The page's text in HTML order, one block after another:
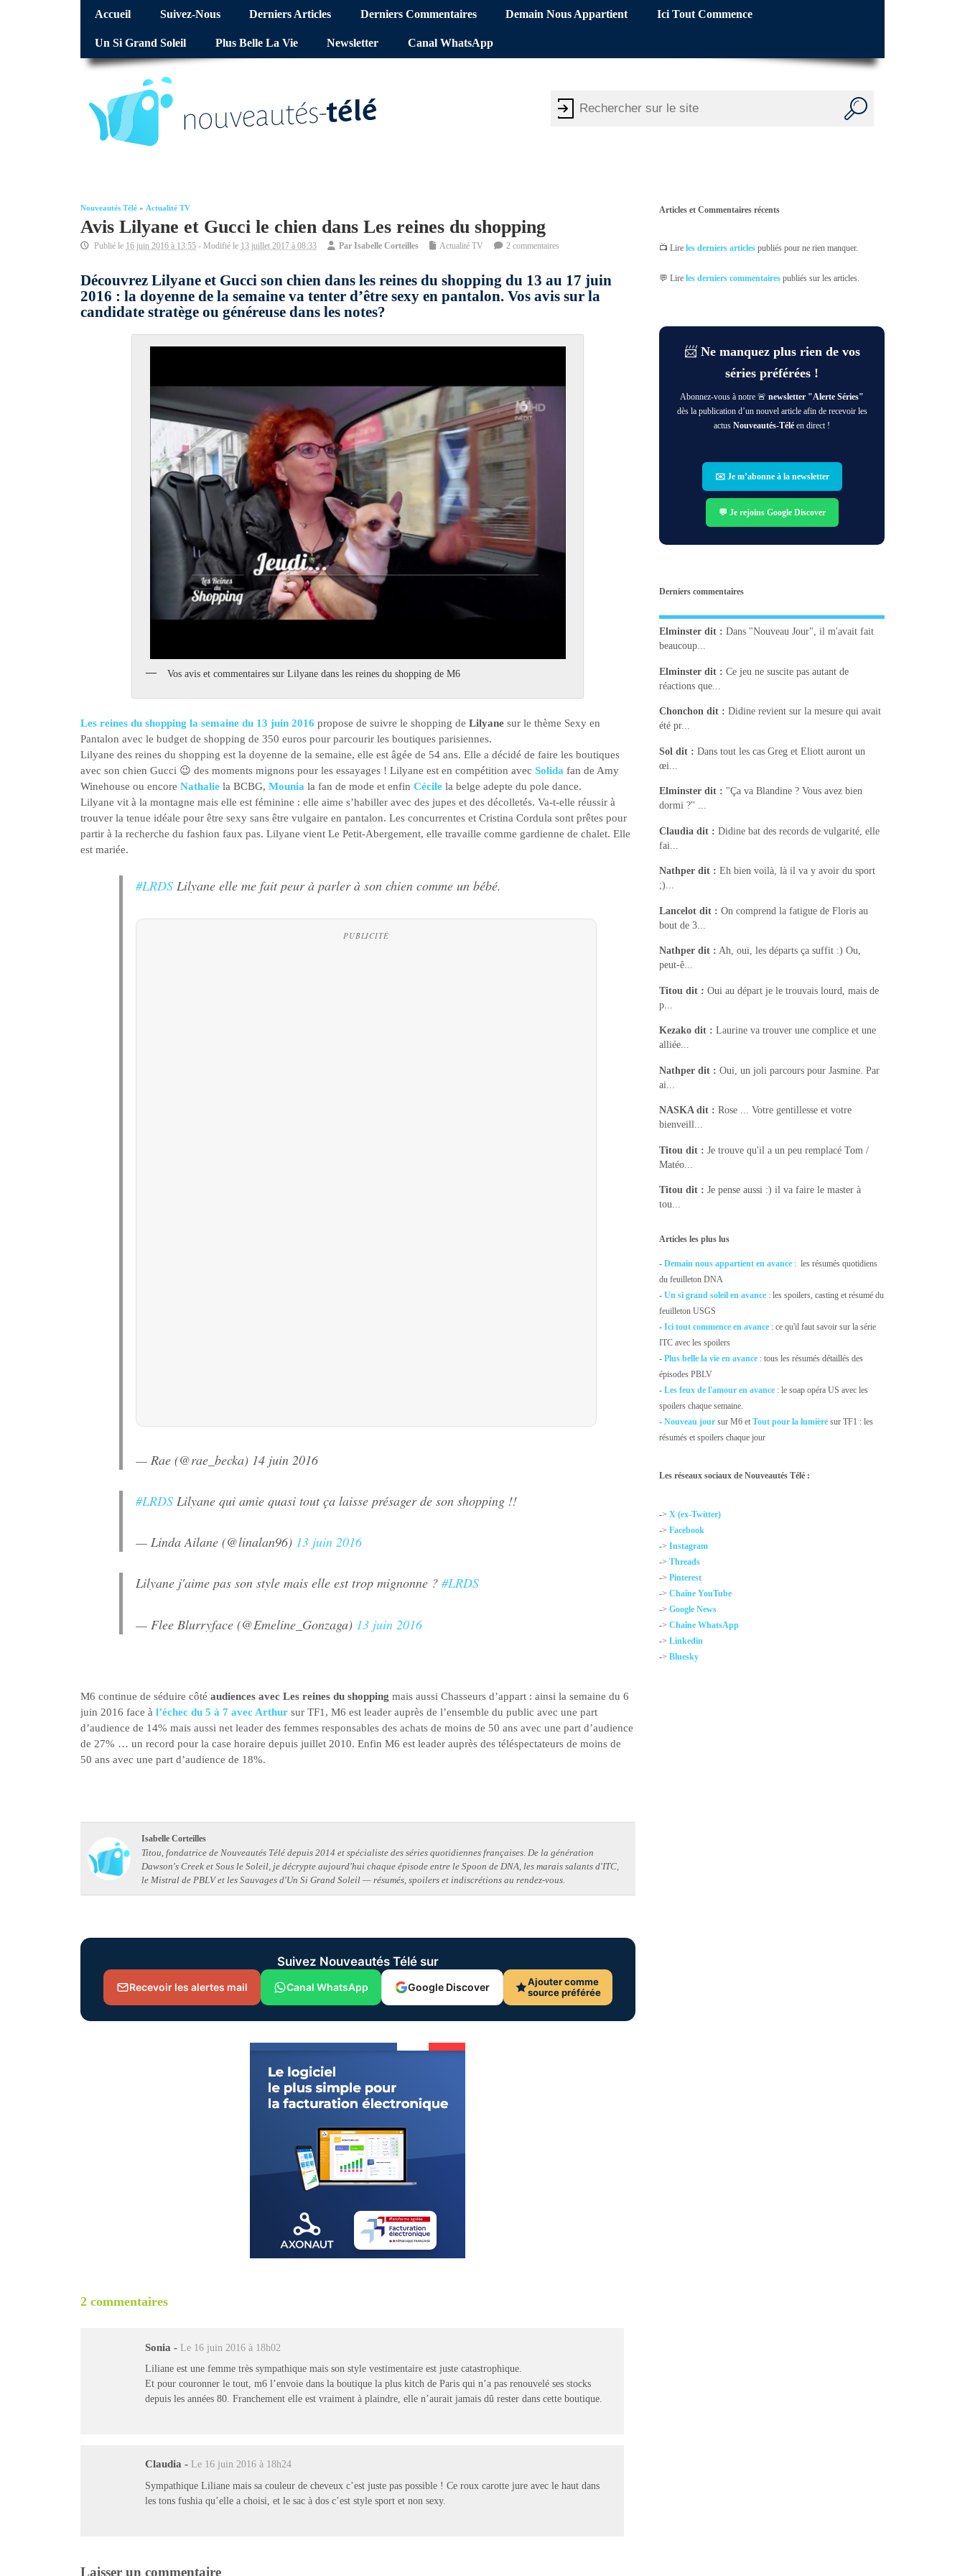
Accueil Suivez-Nous Derniers Articles Derniers Commentaires Demain Nous Appartient Ici Tout Commence
Un Si Grand Soleil Plus Belle La Vie Newsletter Canal WhatsApp
Nouveautés Télé » Actualité TV
Avis Lilyane et Gucci le chien dans Les reines du shopping
Publié le 16 juin 2016 à 13:55 - Modifié le 13 juillet 2017 à 08:33 Par Isabelle Corteilles Actualité TV 2 commentaires
Découvrez Lilyane et Gucci son chien dans les reines du shopping du 13 au 17 juin
2016 : la doyenne de la semaine va tenter d’être sexy en pantalon. Vos avis sur la
candidate stratège ou généreuse dans les notes?
Vos avis et commentaires sur Lilyane dans les reines du shopping de M6
Les reines du shopping la semaine du 13 juin 2016 propose de suivre le shopping de Lilyane sur le thème Sexy en
Pantalon avec le budget de shopping de 350 euros pour parcourir les boutiques parisiennes.
Lilyane des reines du shopping est la doyenne de la semaine, elle est âgée de 54 ans. Elle a décidé de faire les boutiques
avec son chien Gucci 😉 des moments mignons pour les essayages ! Lilyane est en compétition avec Solida fan de Amy
Winehouse ou encore Nathalie la BCBG, Mounia la fan de mode et enfin Cécile la belge adepte du pole dance.
Lilyane vit à la montagne mais elle est féminine : elle aime s’habiller avec des jupes et des décolletés. Va-t-elle réussir à
trouver la tenue idéale pour être sexy sans être vulgaire en pantalon. Les concurrentes et Cristina Cordula sont prêtes pour
partir à la recherche du fashion faux pas. Lilyane vient Le Petit-Abergement, elle travaille comme gardienne de chalet. Elle
est mariée.
#LRDS Lilyane elle me fait peur à parler à son chien comme un bébé.
PUBLICITÉ
— Rae (@rae_becka) 14 juin 2016
#LRDS Lilyane qui amie quasi tout ça laisse présager de son shopping !!
— Linda Ailane (@linalan96) 13 juin 2016
Lilyane j'aime pas son style mais elle est trop mignonne ? #LRDS
— Flee Blurryface (@Emeline_Gonzaga) 13 juin 2016
M6 continue de séduire côté audiences avec Les reines du shopping mais aussi Chasseurs d’appart : ainsi la semaine du 6
juin 2016 face à l’échec du 5 à 7 avec Arthur sur TF1, M6 est leader auprès de l’ensemble du public avec une part
d’audience de 14% mais aussi net leader des femmes responsables des achats de moins de 50 ans avec une part d’audience
de 27% … un record pour la case horaire depuis juillet 2010. Enfin M6 est leader auprès des téléspectateurs de moins de
50 ans avec une part d’audience de 18%.
Isabelle Corteilles
Titou, fondatrice de Nouveautés Télé depuis 2014 et spécialiste des séries quotidiennes françaises. De la génération
Dawson's Creek et Sous le Soleil, je décrypte aujourd'hui chaque épisode entre le Spoon de DNA, les marais salants d'ITC,
le Mistral de PBLV et les Sauvages d'Un Si Grand Soleil — résumés, spoilers et indiscrétions au rendez-vous.
Suivez Nouveautés Télé sur
Recevoir les alertes mail Canal WhatsApp Google Discover
Ajouter comme
source préférée
2 commentaires
Sonia - Le 16 juin 2016 à 18h02
Liliane est une femme très sympathique mais son style vestimentaire est juste catastrophique.
Et pour couronner le tout, m6 l’envoie dans la boutique la plus kitch de Paris qui n’a pas renouvelé ses stocks
depuis les années 80. Franchement elle est vraiment à plaindre, elle n’aurait jamais dû rester dans cette boutique.
Claudia - Le 16 juin 2016 à 18h24
Sympathique Liliane mais sa couleur de cheveux c’est juste pas possible ! Ce roux carotte jure avec le haut dans
les tons fushia qu’elle a choisi, et le sac à dos c’est style sport et non sexy.
Laisser un commentaire
Articles et Commentaires récents
📺 Lireles derniers articles publiés pour ne rien manquer.
💬 Lireles derniers commentaires publiés sur les articles.
📨 Ne manquez plus rien de vos
séries préférées !
Abonnez-vous à notre 🚨newsletter "Alerte Séries"
dès la publication d’un nouvel article afin de recevoir les
actusNouveautés-Télé en direct !
✉️ Je m’abonne à la newsletter
💬 Je rejoins Google Discover
Derniers commentaires
Elminster dit : Dans "Nouveau Jour", il m'avait fait
beaucoup...
Elminster dit : Ce jeu ne suscite pas autant de
réactions que...
Chonchon dit : Didine revient sur la mesure qui avait
été pr...
Sol dit : Dans tout les cas Greg et Eliott auront un
œi...
Elminster dit : "Ça va Blandine ? Vous avez bien
dormi ?" ...
Claudia dit : Didine bat des records de vulgarité, elle
fai...
Nathper dit : Eh bien voilà, là il va y avoir du sport
;)...
Lancelot dit : On comprend la fatigue de Floris au
bout de 3...
Nathper dit : Ah, oui, les départs ça suffit :) Ou,
peut-ê...
Titou dit : Oui au départ je le trouvais lourd, mais de
p...
Kezako dit : Laurine va trouver une complice et une
alliée...
Nathper dit : Oui, un joli parcours pour Jasmine. Par
ai...
NASKAdit : Rose ... Votre gentillesse et votre
bienveill...
Titou dit : Je trouve qu'il a un peu remplacé Tom /
Matéo...
Titou dit : Je pense aussi :) il va faire le master à
tou...
Articles les plus lus
-Demain nous appartient en avance : les résumés quotidiens
du feuilleton DNA
-Un si grand soleil en avance : les spoilers, casting et résumé du
feuilleton USGS
-Ici tout commence en avance : ce qu'il faut savoir sur la série
ITC avec les spoilers
- Plus belle la vie en avance : tous les résumés détaillés des
épisodes PBLV
-Les feux de l'amour en avance : le soap opéra US avec les
spoilers chaque semaine.
-Nouveau jour sur M6 etTout pour la lumière sur TF1 : les
résumés et spoilers chaque jour
Les réseaux sociaux de Nouveautés Télé :
->X (ex-Twitter)
->Facebook
->Instagram
->Threads
->Pinterest
->Chaîne YouTube
->Google News
->Chaîne WhatsApp
->Linkedin
->Bluesky